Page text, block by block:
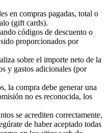
en compras pagadas, total o
(gift cards).
códigos de descuento o
proporcionados por
sobre el importe neto de la
y gastos adicionales (por
la compra debe generar una
no es reconocida, los
se acrediten correctamente,
de haber aceptado todas